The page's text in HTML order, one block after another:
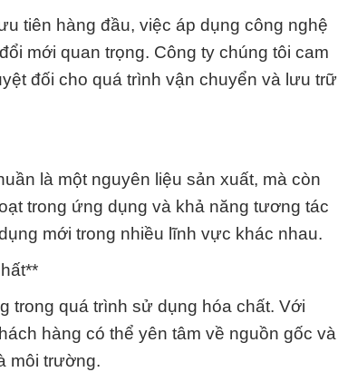
tiên hàng đầu, việc áp dụng công nghệ
mới quan trọng. Công ty chúng tôi cam
đối cho quá trình vận chuyển và lưu trữ
là một nguyên liệu sản xuất, mà còn
trong ứng dụng và khả năng tương tác
mới trong nhiều lĩnh vực khác nhau.
trong quá trình sử dụng hóa chất. Với
hàng có thể yên tâm về nguồn gốc và
môi trường.